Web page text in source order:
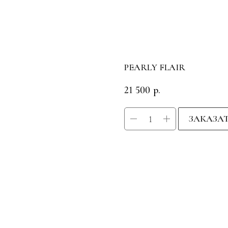
PEARLY FLAIR
21 500 р.